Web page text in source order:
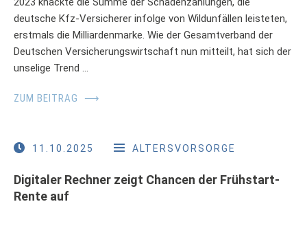
deutsche Kfz-Versicherer infolge von Wildunfällen leisteten,
erstmals die Milliardenmarke. Wie der Gesamtverband der
Deutschen Versicherungswirtschaft nun mitteilt, hat sich der
unselige Trend …
ZUM BEITRAG ⟶
11.10.2025 ALTERSVORSORGE
Digitaler Rechner zeigt Chancen der Frühstart-
Rente auf